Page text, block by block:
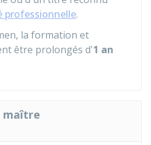
professionnelle.
la formation et
être prolongés d'1 an
maître